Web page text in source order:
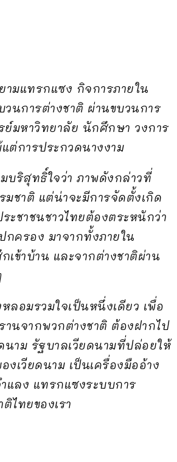
ามแทรกแซง กิจการภายใน
วนการต่างชาติ ผ่านขบวนการ
ย์มหาวิทยาลัย นักศึกษา วงการ
ต่การประกวดนางงาม
บริสุทธิ์ใจว่า ภาพดังกล่าวที่
มชาติ แต่น่าจะมีการจัดตั้งเกิด
ะชาชนชาวไทยต้องตระหนักว่า
กครอง มาจากทั้งภายใน
เข้าบ้าน และจากต่างชาติผ่าน
ลอมรวมใจเป็นหนึ่งเดียว เพื่อ
านจากพวกต่างชาติ ต้องฝากไป
นาม รัฐบาลเวียดนามที่ปล่อยให้
งเวียดนาม เป็นเครื่องมืออ้าง
แลง แทรกแซงระบบการ
ไทยของเรา